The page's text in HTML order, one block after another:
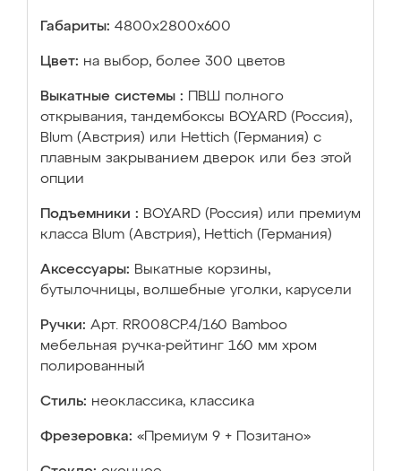
Габариты: 4800х2800х600
Цвет: на выбор, более 300 цветов
Выкатные системы :
ПВШ полного
открывания, тандембоксы BOYARD (Россия),
Blum (Австрия) или Hettich (Германия) с
плавным закрыванием дверок или без этой
опции
Подъемники : BOYARD (Россия) или премиум
класса Blum (Австрия), Hettich (Германия)
Аксессуары: Выкатные корзины,
бутылочницы, волшебные уголки, карусели
Ручки: Арт. RR008CP.4/160 Bamboo
мебельная ручка-рейтинг 160 мм хром
полированный
Стиль: неоклассика, классика
Фрезеровка: «Премиум 9 + Позитано»